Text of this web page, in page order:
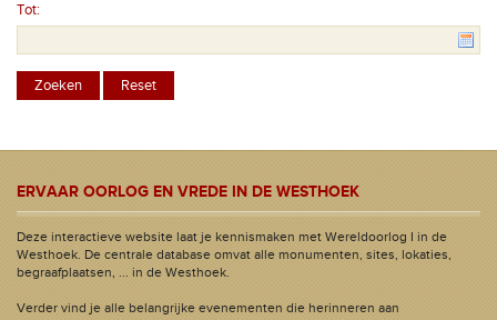
Tot:
ERVAAR OORLOG EN VREDE IN DE WESTHOEK
Deze interactieve website laat je kennismaken met Wereldoorlog I in de
Westhoek. De centrale database omvat alle monumenten, sites, lokaties,
begraafplaatsen, ... in de Westhoek.
Verder vind je alle belangrijke evenementen die herinneren aan